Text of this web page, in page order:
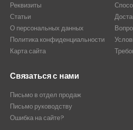
Реквизиты
Статьи
О персональных данных
Политика конфиденциальности
Карта сайта
Связаться с нами
Письмо в отдел продаж
Письмо руководству
Ошибка на сайте?